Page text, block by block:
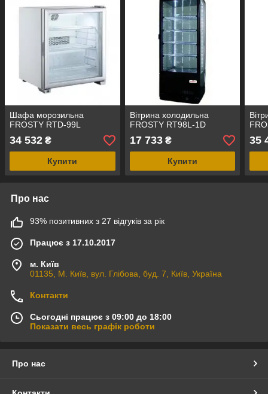
Шафа морозильна
FROSTY RTD-99L
34 532 ₴
Купити
Вітрина холодильна
FROSTY RT98L-1D
17 733₴
Купити
35
Про нас
93% позитивних з 27 відгуків за рік
Працює з 17.10.2017
м. Київ
01135, М. Київ, вул. Глібова, буд. 7, Київ, Україна
Контакти
Сьогодні працює з 09:00 до 18:00
Показати весь графік роботи
Про нас